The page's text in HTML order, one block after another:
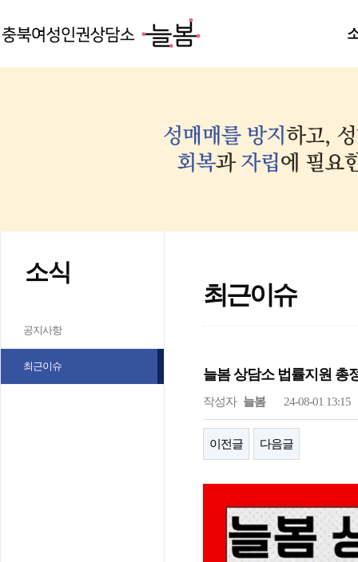
소식
공지사항
최근이슈
최근이슈
늘봄 상담소 법률지원 총
작성자 늘봄 24-08-01 13:15
이전글 다음글